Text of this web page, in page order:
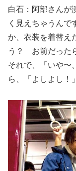
白石：阿部さんが
く見えちゃうんで
か、衣装を着替え
う？ お前だった
それで、「いや〜
ら、「よしよし！